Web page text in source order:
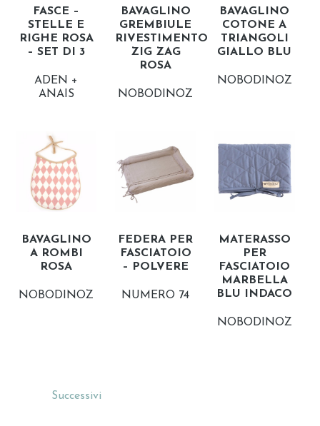
FASCE –
STELLE E
RIGHE ROSA
– SET DI 3
ADEN +
ANAIS
BAVAGLINO
GREMBIULE
RIVESTIMENTO
ZIG ZAG
ROSA
NOBODINOZ
BAVAGLINO
COTONE A
TRIANGOLI
GIALLO BLU
NOBODINOZ
BAVAGLINO
A ROMBI
ROSA
NOBODINOZ
FEDERA PER
FASCIATOIO
– POLVERE
NUMERO 74
MATERASSO
PER
FASCIATOIO
MARBELLA
BLU INDACO
NOBODINOZ
Successivi